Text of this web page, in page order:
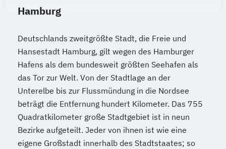
Fotodesign
Französisch Gesamtlehrgang
Französisch Grundkurs
Fremdsprachenkorrespondent - Englisch
Gartengestaltung
Gastronomiemanagement
Gebäudeenergieberater (HWK)
Geomantie
Geprüfte/r 3D-Designer/in
Geprüfte/r Bilanzbuchhalter/in (IHK)
Verfahrenstechnik
Zukunftsmanagement
"Psychotherapie"
"Sportmedizin"
Heilpraktiker/-in für Psychotherapie
Heilpraktiker/-in für Psychotherapie
Fachrichtung "Burnout-Prävention"
Heilpraktiker/-in für Psychotherapie
Fachrichtung "Entspannungstherapie"
Heilpraktiker/-in für Psychotherapie
Fachrichtung "Paarberatung"
Hamburg
Deutschlands zweitgrößte Stadt, die Freie und
Hansestadt Hamburg, gilt wegen des Hamburger
Hafens als dem bundesweit größten Seehafen als
das Tor zur Welt. Von der Stadtlage an der
Unterelbe bis zur Flussmündung in die Nordsee
beträgt die Entfernung hundert Kilometer. Das 755
Quadratkilometer große Stadtgebiet ist in neun
Bezirke aufgeteilt. Jeder von ihnen ist wie eine
eigene Großstadt innerhalb des Stadtstaates; so